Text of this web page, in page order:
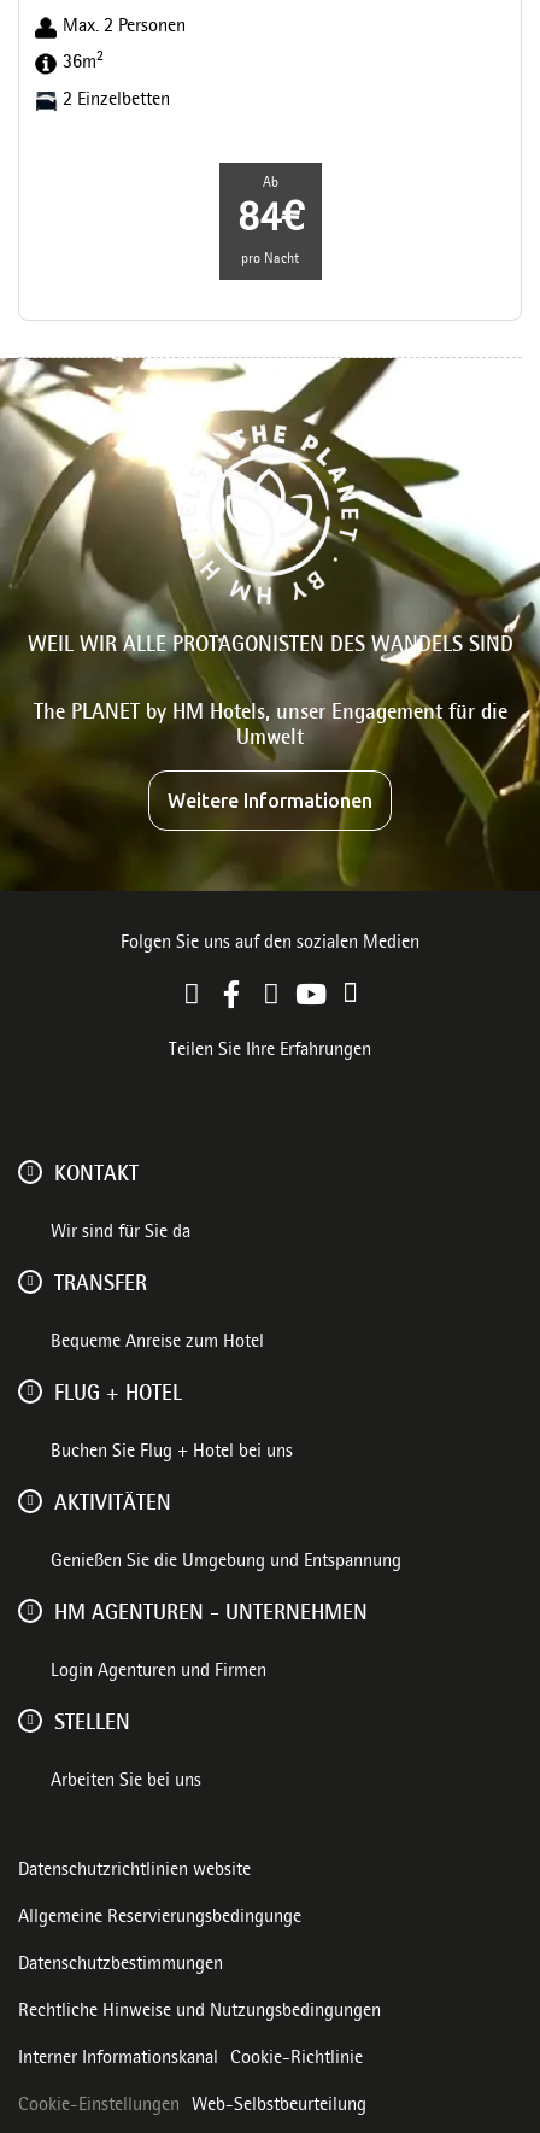
Max. 2 Personen
36m2
2 Einzelbetten
Ab
84€
pro Nacht
WEIL WIR ALLE PROTAGONISTEN DES WANDELS SIND
The PLANET by HM Hotels, unser Engagement für die
Umwelt
Weitere Informationen
Folgen Sie uns auf den sozialen Medien
Teilen Sie Ihre Erfahrungen
KONTAKT
Wir sind für Sie da
TRANSFER
Bequeme Anreise zum Hotel
FLUG + HOTEL
Buchen Sie Flug + Hotel bei uns
AKTIVITÄTEN
Genießen Sie die Umgebung und Entspannung
HM AGENTUREN - UNTERNEHMEN
Login Agenturen und Firmen
STELLEN
Arbeiten Sie bei uns
Datenschutzrichtlinien website
Allgemeine Reservierungsbedingunge
Datenschutzbestimmungen
Rechtliche Hinweise und Nutzungsbedingungen
Interner Informationskanal Cookie-Richtlinie
Cookie-Einstellungen Web-Selbstbeurteilung